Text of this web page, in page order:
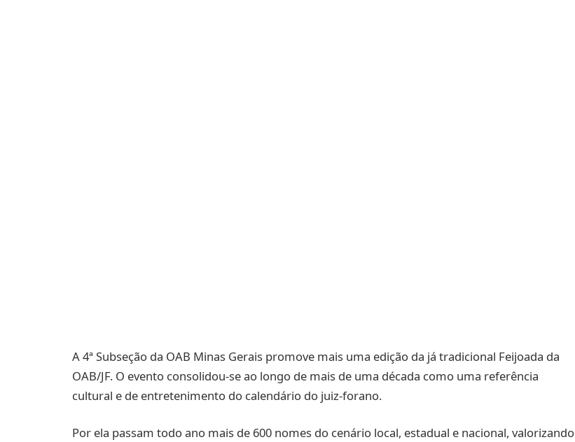
A 4ª Subseção da OAB Minas Gerais promove mais uma edição da já tradicional Feijoada da
OAB/JF. O evento consolidou-se ao longo de mais de uma década como uma referência
cultural e de entretenimento do calendário do juiz-forano.
Por ela passam todo ano mais de 600 nomes do cenário local, estadual e nacional, valorizando